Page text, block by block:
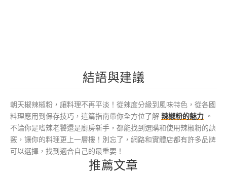
結語與建議
朝天椒辣椒粉，讓料理不再平淡！從辣度分級到風味特色，從各國
料理應用到保存技巧，這篇指南帶你全方位了解 辣椒粉的魅力 。
不論你是嗜辣老饕還是廚房新手，都能找到選購和使用辣椒粉的訣
竅，讓你的料理更上一層樓！別忘了，網路和實體店都有許多品牌
可以選擇，找到適合自己的最重要！
推薦文章